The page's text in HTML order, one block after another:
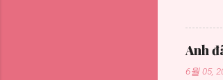
Anh
6월 05,